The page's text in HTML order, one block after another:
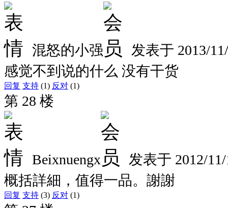
混怒的小强 发表于 2013/
感觉不到说的什么 没有干货
回复 支持 (1) 反对 (1)
第 28 楼
Beixnuengx 发表于 2012/
概括詳細，值得一品。謝謝
回复 支持 (3) 反对 (1)